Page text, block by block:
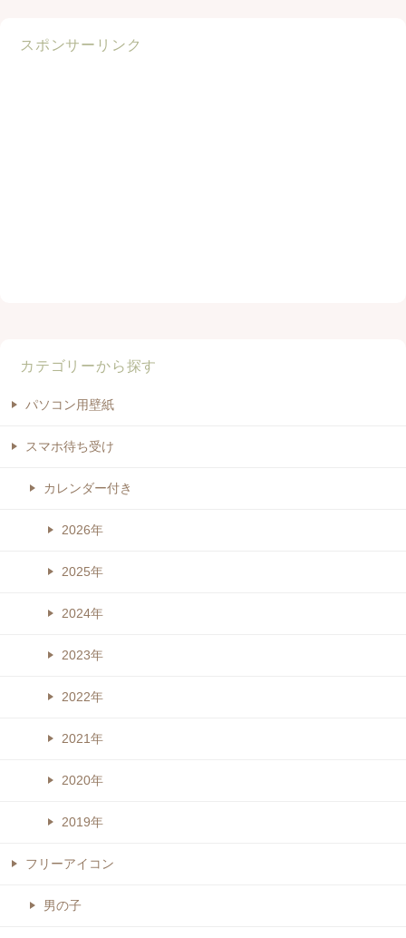
スポンサーリンク
カテゴリーから探す
パソコン用壁紙
スマホ待ち受け
カレンダー付き
2026年
2025年
2024年
2023年
2022年
2021年
2020年
2019年
フリーアイコン
男の子